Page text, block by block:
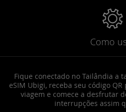
Como
Fique conectado no Tailândia a
eSIM Ubigi, receba seu código
viagem e comece a desfrutar
interrupções assim